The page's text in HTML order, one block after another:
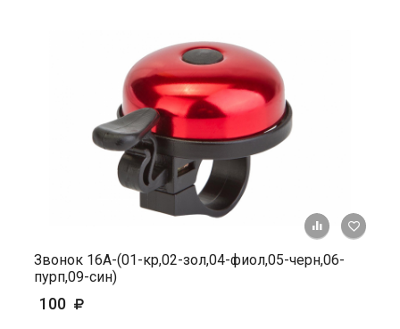
+ К
Звонок 16А-(01-кр,02-зол,04-фиол,05-черн,06-
пурп,09-син)
100